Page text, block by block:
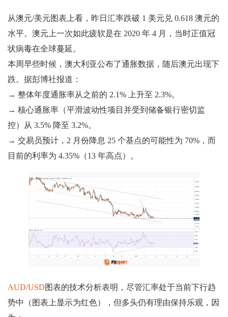
从澳元/美元图表上看，昨日汇率跌破 1 美元兑 0.618 澳元的
水平。澳元上一次如此疲软是在 2020 年 4 月，当时正值冠
状病毒在全球蔓延。
本周早些时候，澳大利亚公布了通胀数据，随后澳元出现下
跌。据彭博社报道：
→ 整体年度通胀率从之前的 2.1% 上升至 2.3%。
→ 核心通胀率（平滑波动性项目并受到储备银行密切监
控）从 3.5% 降至 3.2%。
→ 交易员预计，2 月份降息 25 个基点的可能性为 70%，而
目前的利率为 4.35%（13 年高点）。
AUD/USD图表的技术分析表明，尽管汇率处于当前下行趋
势中（图表上显示为红色），但多头仍有理由保持乐观，因